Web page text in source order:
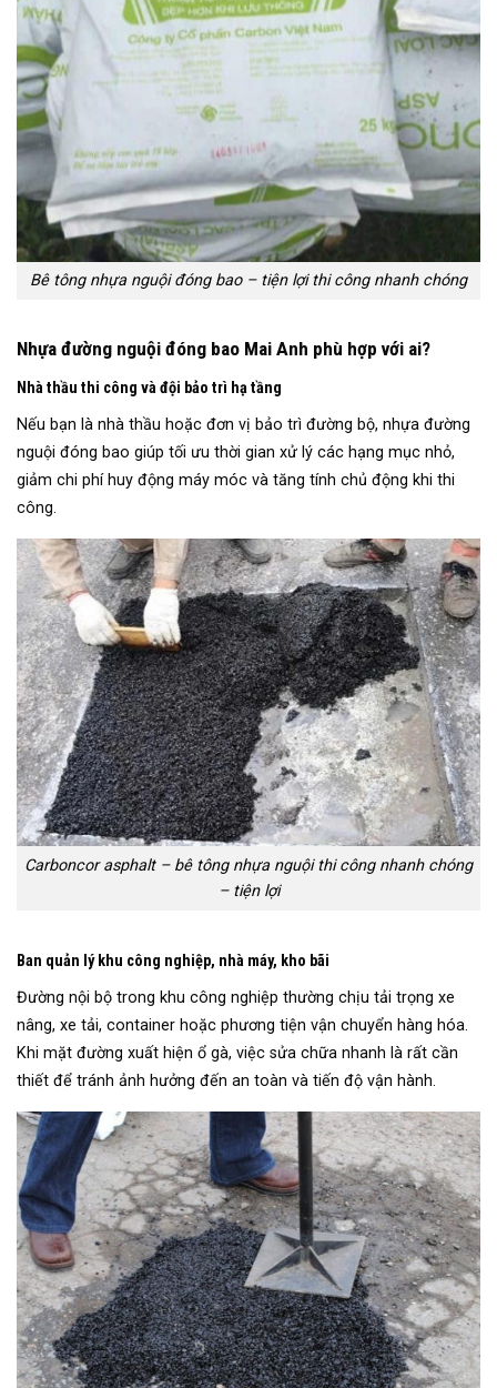
Bê tông nhựa nguội đóng bao – tiện lợi thi công nhanh chóng
Nhựa đường nguội đóng bao Mai Anh phù hợp với ai?
Nhà thầu thi công và đội bảo trì hạ tầng
Nếu bạn là nhà thầu hoặc đơn vị bảo trì đường bộ, nhựa đường
nguội đóng bao giúp tối ưu thời gian xử lý các hạng mục nhỏ,
giảm chi phí huy động máy móc và tăng tính chủ động khi thi
công.
Carboncor asphalt – bê tông nhựa nguội thi công nhanh chóng
– tiện lợi
Ban quản lý khu công nghiệp, nhà máy, kho bãi
Đường nội bộ trong khu công nghiệp thường chịu tải trọng xe
nâng, xe tải, container hoặc phương tiện vận chuyển hàng hóa.
Khi mặt đường xuất hiện ổ gà, việc sửa chữa nhanh là rất cần
thiết để tránh ảnh hưởng đến an toàn và tiến độ vận hành.